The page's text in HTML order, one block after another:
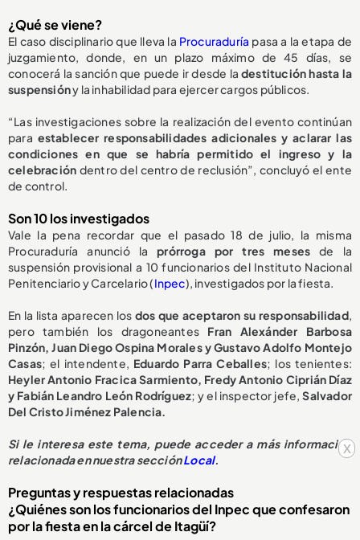
x
¿Qué se viene?
El caso disciplinario que lleva la Procuraduría pasa a la etapa de
juzgamiento, donde, en un plazo máximo de 45 días, se
conocerá la sanción que puede ir desde ladestitución hasta la
suspensióny la inhabilidad para ejercer cargos públicos.
“Las investigaciones sobre la realización del evento continúan
para establecer responsabilidades adicionales y aclarar las
condiciones en que se habría permitido el ingreso y la
celebración dentro del centro de reclusión”, concluyó el ente
de control.
Son 10 los investigados
Vale la pena recordar que el pasado 18 de julio, la misma
Procuraduría anunció la prórroga por tres mesesde la
suspensión provisional a 10 funcionarios del Instituto Nacional
Penitenciario y Carcelario (Inpec), investigados por la fiesta.
En la lista aparecen los dos que aceptaron su responsabilidad,
pero también los dragoneantes Fran Alexánder Barbosa
Pinzón, Juan Diego Ospina Morales y Gustavo Adolfo Montejo
Casas; el intendente, Eduardo Parra Ceballes; los tenientes:
Heyler Antonio Fracica Sarmiento, Fredy Antonio Ciprián Díaz
y Fabián Leandro León Rodríguez; y el inspector jefe,Salvador
Del Cristo Jiménez Palencia.
Si le interesa este tema, puede acceder a más información
relacionada en nuestra secciónLocal.
Preguntas y respuestas relacionadas
¿Quiénes son los funcionarios del Inpec que confesaron
por la fiesta en la cárcel de Itagüí?